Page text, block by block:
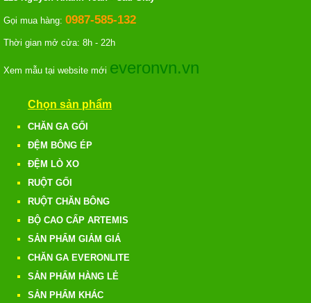
Gọi mua hàng: 0987-585-132
Thời gian mở cửa: 8h - 22h
Xem mẫu tại website mới everonvn.vn
Chọn sản phẩm
CHĂN GA GỐI
ĐỆM BÔNG ÉP
ĐỆM LÒ XO
RUỘT GỐI
RUỘT CHĂN BÔNG
BỘ CAO CẤP ARTEMIS
SẢN PHẨM GIẢM GIÁ
CHĂN GA EVERONLITE
SẢN PHẨM HÀNG LẺ
SẢN PHẨM KHÁC